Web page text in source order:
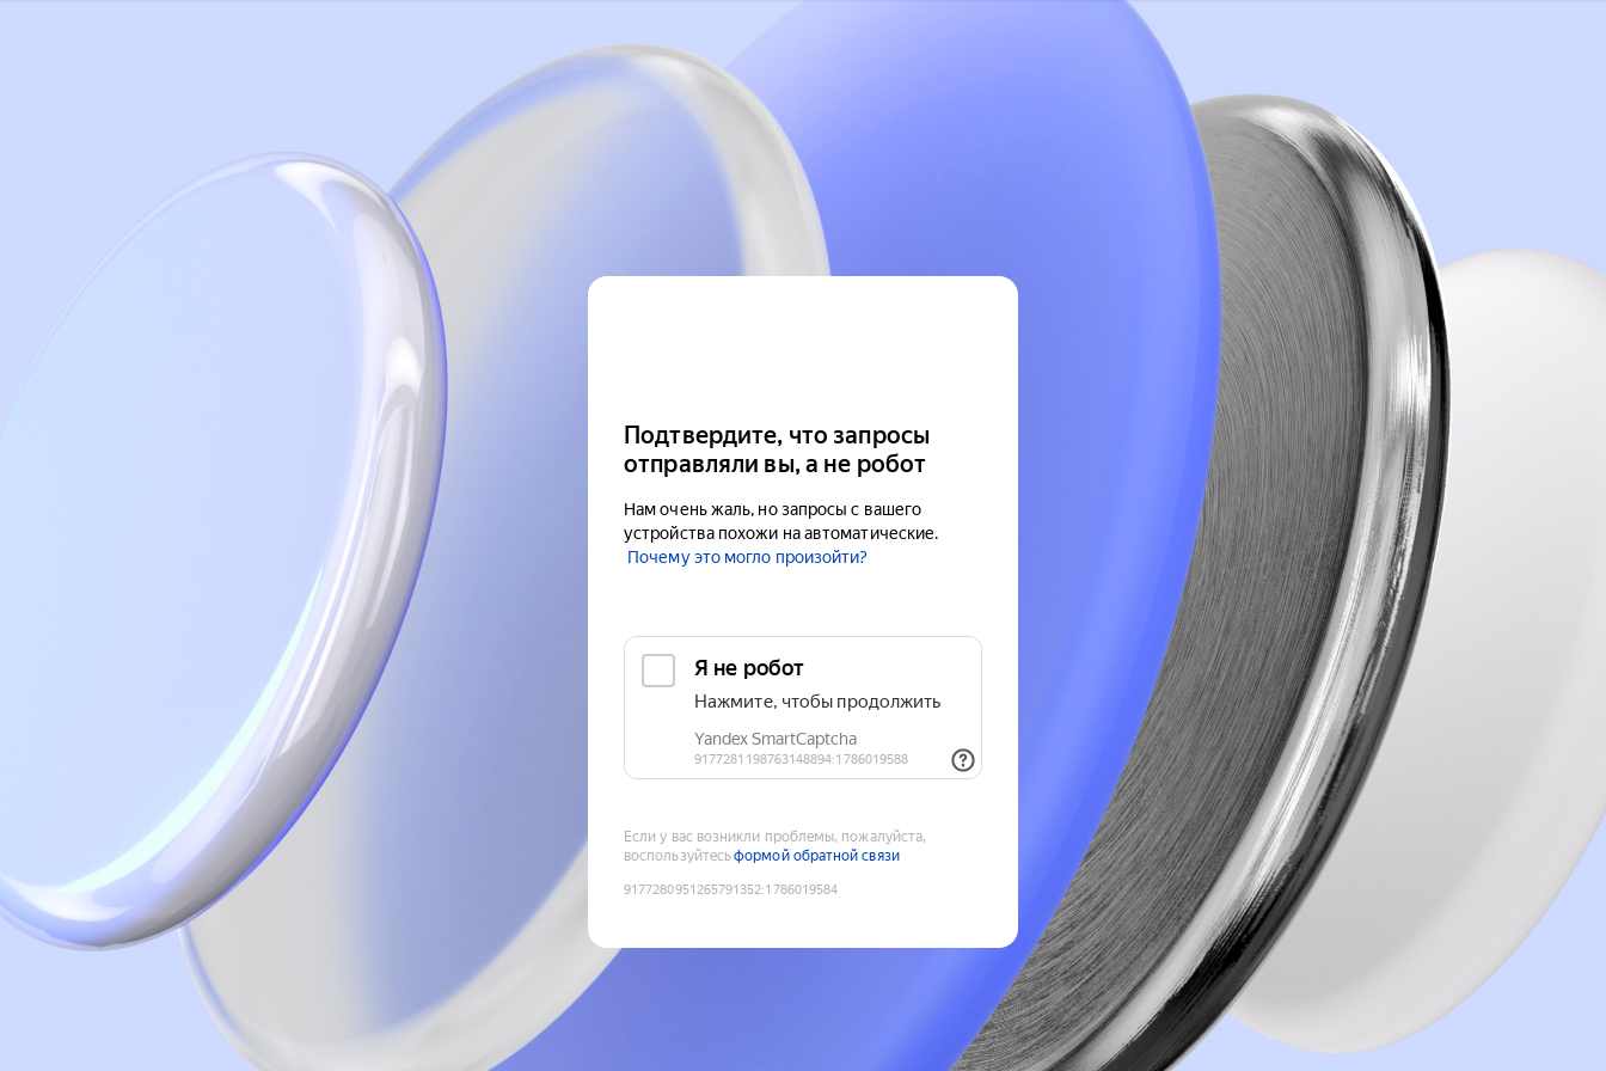
Подтвердите, что запросы
отправляли вы, а не робот
Нам очень жаль, но запросы с вашего
устройства похожи на автоматические.
Почему это могло произойти?
Если у вас возникли проблемы, пожалуйста,
воспользуйтесьформой обратной связи
9177280951265791352:1786019584